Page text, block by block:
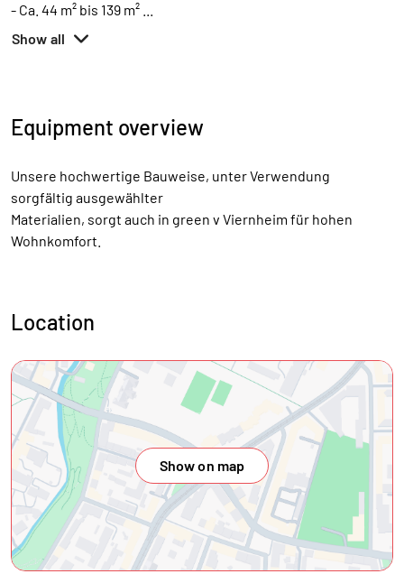
- Ca. 44 m² bis 139 m²
Show all
Equipment overview
Unsere hochwertige Bauweise, unter Verwendung
sorgfältig ausgewählter
Materialien, sorgt auch in green v Viernheim für hohen
Wohnkomfort.
Location
Show on map